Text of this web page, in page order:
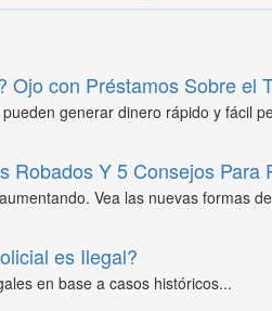
Ojo con Préstamos Sobre el
generar dinero rápido y fácil
Robados Y 5 Consejos Para
Vea las nuevas formas
es Ilegal?
en base a casos históricos...